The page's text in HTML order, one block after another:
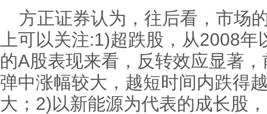
方正证券认为，往后看，市场
上可以关注:1)超跌股，从2008
的A股表现来看，反转效应显著
弹中涨幅较大，越短时间内跌得
大；2)以新能源为代表的成长股